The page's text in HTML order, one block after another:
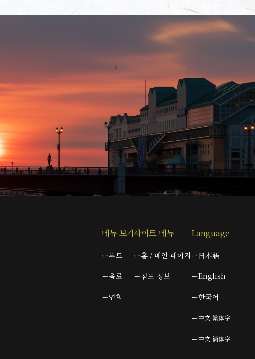
메뉴 보기
푸드
음료
연회
사이트 메뉴
홈 / 메인 페이지
점포 정보
Language
日本語
English
한국어
中文 繁体字
中文 簡体字